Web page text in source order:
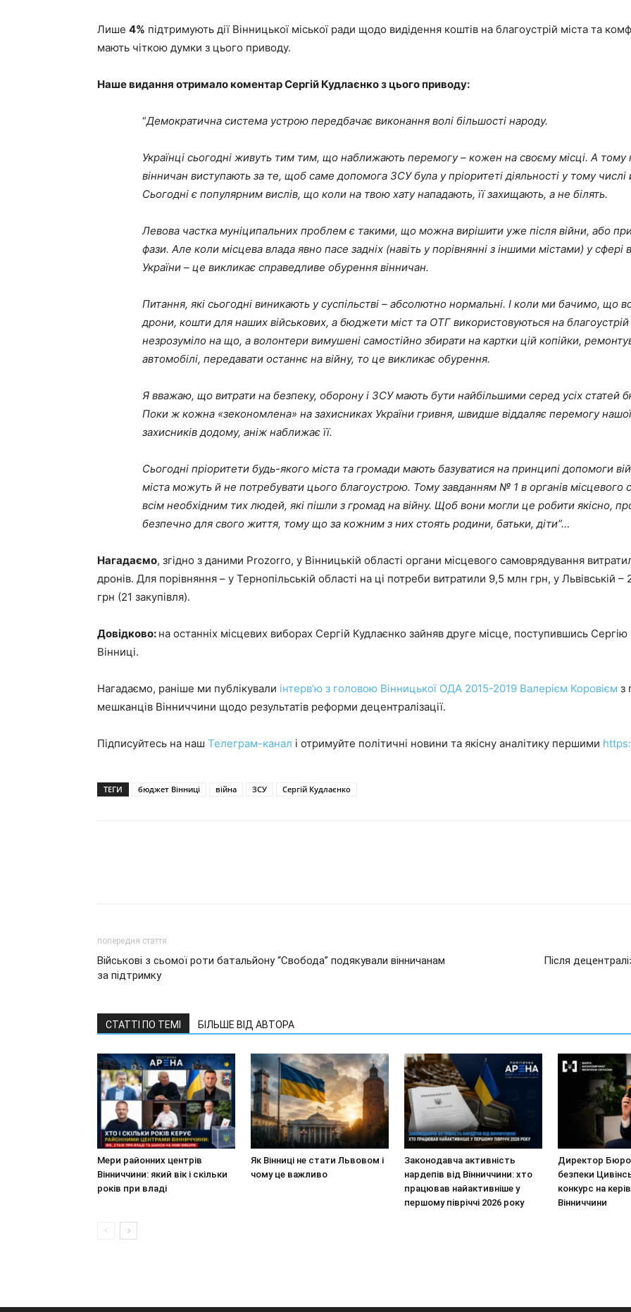
Лише 4% підтримують дії Вінницької міської ради щодо видідення коштів на благоустрій міста та
мають чіткою думки з цього приводу.
Наше видання отримало коментар Сергій Кудлаєнко з цього приводу:
“Демократична система устрою передбачає виконання волі більшості народу.
Українці сьогодні живуть тим тим, що наближають перемогу – кожен на своєму місці. А
вінничан виступають за те, щоб саме допомога ЗСУ була у пріоритеті діяльності у тому
Сьогодні є популярним вислів, що коли на твою хату нападають, її захищають, а не білять.
Левова частка муніципальних проблем є такими, що можна вирішити уже після війни, або
фази. Але коли місцева влада явно пасе задніх (навіть у порівнянні з іншими містами) у сфері
України – це викликає справедливе обурення вінничан.
Питання, які сьогодні виникають у суспільстві – абсолютно нормальні. І коли ми бачимо, що
дрони, кошти для наших військових, а бюджети міст та ОТГ використовуються на благоустрій
незрозуміло на що, а волонтери вимушені самостійно збирати на картки цій копійки,
автомобілі, передавати останнє на війну, то це викликає обурення.
Я вважаю, що витрати на безпеку, оборону і ЗСУ мають бути найбільшими серед усіх статей
Поки ж кожна «зекономлена» на захисниках України гривня, швидше віддаляє перемогу
захисників додому, аніж наближає її.
Сьогодні пріоритети будь-якого міста та громади мають базуватися на принципі допомоги
міста можуть й не потребувати цього благоустрою. Тому завданням № 1 в органів місцевого
всім необхідним тих людей, які пішли з громад на війну. Щоб вони могли це робити якісно,
безпечно для свого життя, тому що за кожним з них стоять родини, батьки, діти”…
Нагадаємо, згідно з даними Prozorro, у Вінницькій області органи місцевого самоврядування
дронів. Для порівняння – у Тернопільській області на ці потреби витратили 9,5 млн грн, у
грн (21 закупівля).
Довідково: на останніх місцевих виборах Сергій Кудлаєнко зайняв друге місце, поступившись
Вінниці.
Нагадаємо, раніше ми публікували інтерв’ю з головою Вінницької ОДА 2015-2019 Валерієм Коровієм з
мешканців Вінниччини щодо результатів реформи децентралізації.
Підписуйтесь на наш Телеграм-канал і отримуйте політичні новини та якісну аналітику першими
ТЕГИ бюджет Вінниці війна ЗСУ Сергій Кудлаєнко
попередня стаття
Військові з сьомої роти батальйону “Свобода” подякували вінничанам
за підтримку
Після
СТАТТІ ПО ТЕМІ БІЛЬШЕ ВІД АВТОРА
Мери районних центрів
Вінниччини: який вік і скільки
років при владі
Як Вінниці не стати Львовом і
чому це важливо
Законодавча активність
нардепів від Вінниччини: хто
працював найактивніше у
першому півріччі 2026 року
Директор Бюро
безпеки
конкурс на
Вінниччини